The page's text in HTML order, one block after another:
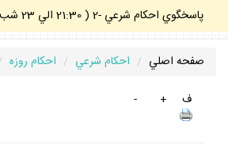
پاسخگوي احكام شرعي -2 ( 21:30 الي 23 شب)
صفحه اصلي احكام شرعي احكام روزه
ف
+
-